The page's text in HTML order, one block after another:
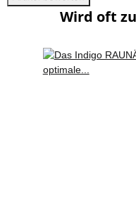
Wird oft